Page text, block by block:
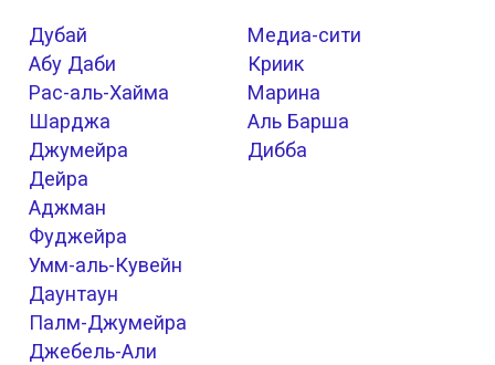
Дубай
Абу Даби
Рас-аль-Хайма
Шарджа
Джумейра
Дейра
Аджман
Фуджейра
Умм-аль-Кувейн
Даунтаун
Палм-Джумейра
Джебель-Али
Медиа-сити
Криик
Марина
Аль Барша
Дибба